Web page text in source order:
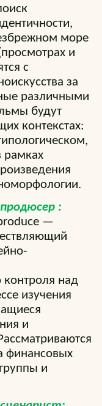
море
и
с
за
различными
будут
контекстах:
рамках
:
—
контроля над
изучения
и
финансовых
и